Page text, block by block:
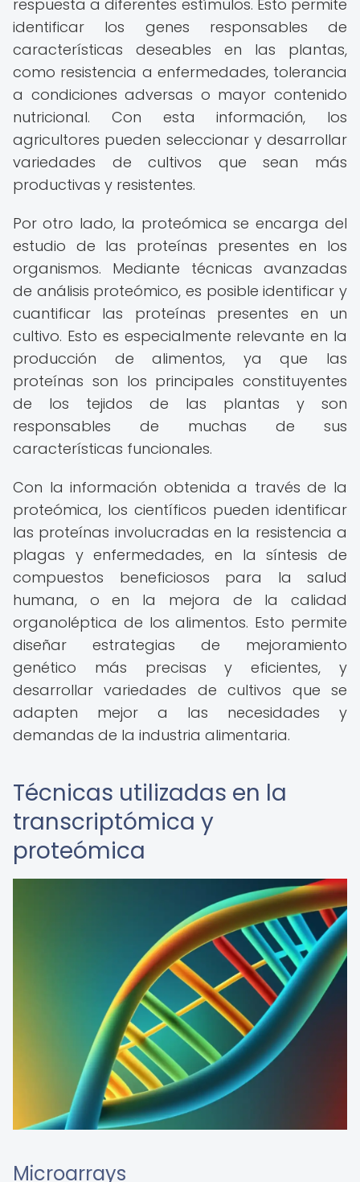
respuesta a diferentes estímulos. Esto permite
identificar los genes responsables de
características deseables en las plantas,
como resistencia a enfermedades, tolerancia
a condiciones adversas o mayor contenido
nutricional. Con esta información, los
agricultores pueden seleccionar y desarrollar
variedades de cultivos que sean más
productivas y resistentes.
Por otro lado, la proteómica se encarga del
estudio de las proteínas presentes en los
organismos. Mediante técnicas avanzadas
de análisis proteómico, es posible identificar y
cuantificar las proteínas presentes en un
cultivo. Esto es especialmente relevante en la
producción de alimentos, ya que las
proteínas son los principales constituyentes
de los tejidos de las plantas y son
responsables de muchas de sus
características funcionales.
Con la información obtenida a través de la
proteómica, los científicos pueden identificar
las proteínas involucradas en la resistencia a
plagas y enfermedades, en la síntesis de
compuestos beneficiosos para la salud
humana, o en la mejora de la calidad
organoléptica de los alimentos. Esto permite
diseñar estrategias de mejoramiento
genético más precisas y eficientes, y
desarrollar variedades de cultivos que se
adapten mejor a las necesidades y
demandas de la industria alimentaria.
Técnicas utilizadas en la
transcriptómica y
proteómica
Microarrays